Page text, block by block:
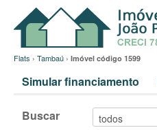
Flats › Tambaú › Imóvel código 1599
Simular financiamento
Buscar